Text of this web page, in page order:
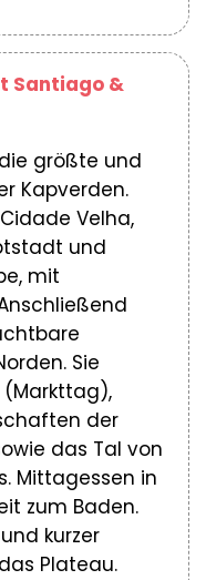
Santiago &
größte und
Kapverden.
Velha,
und
mit
Sie
der
das Tal von
Mittagessen in
zum Baden.
kurzer
Plateau.